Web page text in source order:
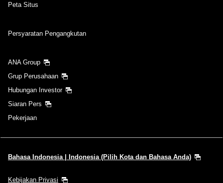
Peta Situs
Persyaratan Pengangkutan
ANA Group
Grup Perusahaan
Hubungan Investor
Siaran Pers
Pekerjaan
Bahasa Indonesia | Indonesia (Pilih Kota dan Bahasa Anda)
Kebijakan Privasi